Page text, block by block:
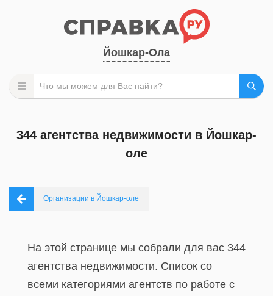
Йошкар-Ола
344 агентства недвижимости в Йошкар-
оле
Организации в Йошкар-оле
На этой странице мы собрали для вас 344
агентства недвижимости. Список со
всеми категориями агентств по работе с